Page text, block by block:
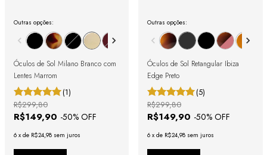
Outras opções:
Óculos de Sol Milano Branco com
Lentes Marrom
(1)
R$149,90 -50% OFF
R$299,80
6 x de R$24,98 sem juros
Outras opções:
Óculos de Sol Retangular Ibiza
Edge Preto
(5)
R$149,90 -50% OFF
R$299,80
6 x de R$24,98 sem juros